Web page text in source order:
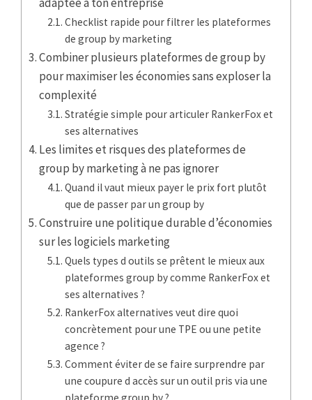
Checklist rapide pour filtrer les plateformes
de group by marketing
Combiner plusieurs plateformes de group by
pour maximiser les économies sans exploser la
complexité
Stratégie simple pour articuler RankerFox et
ses alternatives
Les limites et risques des plateformes de
group by marketing à ne pas ignorer
Quand il vaut mieux payer le prix fort plutôt
que de passer par un group by
Construire une politique durable d’économies
sur les logiciels marketing
Quels types d outils se prêtent le mieux aux
plateformes group by comme RankerFox et
ses alternatives ?
RankerFox alternatives veut dire quoi
concrètement pour une TPE ou une petite
agence ?
Comment éviter de se faire surprendre par
une coupure d accès sur un outil pris via une